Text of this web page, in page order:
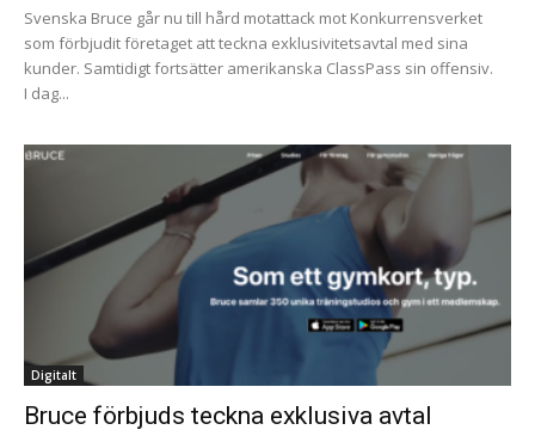
Svenska Bruce går nu till hård motattack mot Konkurrensverket
som förbjudit företaget att teckna exklusivitetsavtal med sina
kunder. Samtidigt fortsätter amerikanska ClassPass sin offensiv.
I dag...
Digitalt
Bruce förbjuds teckna exklusiva avtal